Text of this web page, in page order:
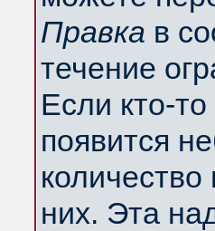
Правка в
течение
Если кто-
появится
них. Эта